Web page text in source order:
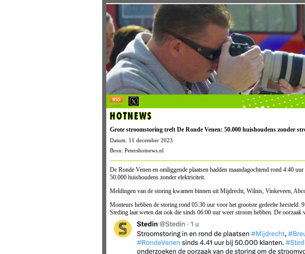
HOTNEWS
Grote stroomstoring treft De Ronde Venen: 50.000 huishoudens zonder
Datum: 11 december 2023
Bron: Petershotnews.nl
De Ronde Venen en omliggende plaatsen hadden maandagochtend rond 4:40
50.000 huishoudens zonder elektriciteit.
Meldingen van de storing kwamen binnen uit Mijdrecht, Wilnis, Vinkeveen,
Monteurs hebben de storing rond 05:30 uur voor het grootste gedeelte hersteld.
Steding laat weten dat ook die sinds 06:00 uur weer stroom hebben. De oorzaak